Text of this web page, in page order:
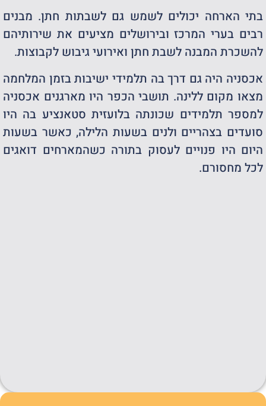
בתי הארחה יכולים לשמש גם לשבתות חתן. מבנים
רבים בערי המרכז ובירושלים מציעים את שירותיהם
להשכרת המבנה לשבת חתן ואירועי גיבוש לקבוצות.
אכסניה היה גם דרך בה תלמידי ישיבות בזמן המלחמה
מצאו מקום ללינה. תושבי הכפר היו מארגנים אכסניה
למספר תלמידים שכונתה בלועזית סטאנציע בה היו
סועדים בצהריים ולנים בשעות הלילה, כאשר בשעות
היום היו פנויים לעסוק בתורה כשהמארחים דואגים
לכל מחסורם.